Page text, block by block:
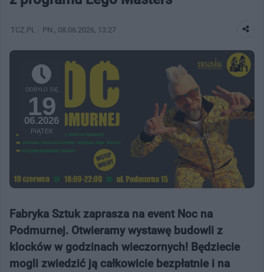
TCZ.PL PN. , 08.06.2026, 13:27
ODBYŁO SIĘ
19
06.2026
PIĄTEK
Fabryka Sztuk zaprasza na event Noc na
Podmurnej. Otwieramy wystawę budowli z
klocków w godzinach wieczornych! Będziecie
mogli zwiedzić ją całkowicie bezpłatnie i na